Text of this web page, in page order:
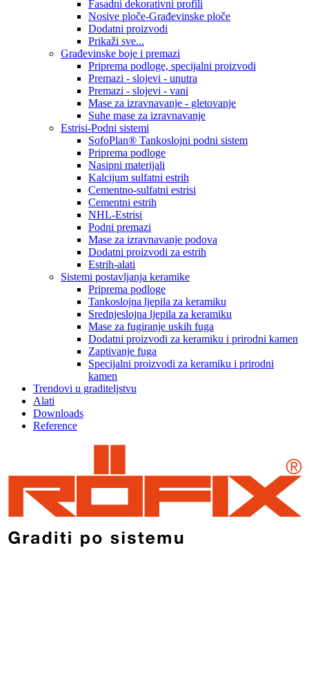
Fasadni dekorativni profili
Nosive ploče-Građevinske ploče
Dodatni proizvodi
Prikaži sve...
Građevinske boje i premazi
Priprema podloge, specijalni proizvodi
Premazi - slojevi - unutra
Premazi - slojevi - vani
Mase za izravnavanje - gletovanje
Suhe mase za izravnavanje
Estrisi-Podni sistemi
SofoPlan® Tankoslojni podni sistem
Priprema podloge
Nasipni materijali
Kalcijum sulfatni estrih
Cementno-sulfatni estrisi
Cementni estrih
NHL-Estrisi
Podni premazi
Mase za izravnavanje podova
Dodatni proizvodi za estrih
Estrih-alati
Sistemi postavljanja keramike
Priprema podloge
Tankoslojna ljepila za keramiku
Srednjeslojna ljepila za keramiku
Mase za fugiranje uskih fuga
Dodatni proizvodi za keramiku i prirodni kamen
Zaptivanje fuga
Specijalni proizvodi za keramiku i prirodni
kamen
Trendovi u graditeljstvu
Alati
Downloads
Reference